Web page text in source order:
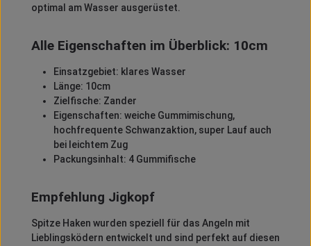
optimal am Wasser ausgerüstet.
Alle Eigenschaften im Überblick: 10cm
Einsatzgebiet: klares Wasser
Länge: 10cm
Zielfische: Zander
Eigenschaften: weiche Gummimischung,
hochfrequente Schwanzaktion, super Lauf auch
bei leichtem Zug
Packungsinhalt: 4 Gummifische
Empfehlung Jigkopf
Spitze Haken wurden speziell für das Angeln mit
Lieblingsködern entwickelt und sind perfekt auf diesen